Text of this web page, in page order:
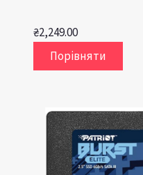
₴2,249.00
Порівняти